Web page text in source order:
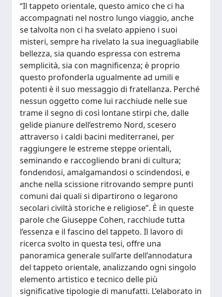
“Il tappeto orientale, questo amico che ci ha
accompagnati nel nostro lungo viaggio, anche
se talvolta non ci ha svelato appieno i suoi
misteri, sempre ha rivelato la sua ineguagliabile
bellezza, sia quando espressa con estrema
semplicità, sia con magnificenza; è proprio
questo profonderla ugualmente ad umili e
potenti è il suo messaggio di fratellanza. Perché
nessun oggetto come lui racchiude nelle sue
trame il segno di così lontane stirpi che, dalle
gelide pianure dell’estremo Nord, scesero
attraverso i caldi bacini mediterranei, per
raggiungere le estreme steppe orientali,
seminando e raccogliendo brani di cultura;
fondendosi, amalgamandosi o scindendosi, e
anche nella scissione ritrovando sempre punti
comuni dai quali si dipartirono o legarono
secolari civiltà storiche e religiose”. È in queste
parole che Giuseppe Cohen, racchiude tutta
l’essenza e il fascino del tappeto. Il lavoro di
ricerca svolto in questa tesi, offre una
panoramica generale sull’arte dell’annodatura
del tappeto orientale, analizzando ogni singolo
elemento artistico e tecnico delle più
significative tipologie di manufatti. L’elaborato in